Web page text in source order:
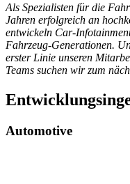
Als Spezialisten für die
Jahren erfolgreich an
entwickeln Car-
Fahrzeug-Generationen.
erster Linie unseren
Teams suchen wir zum
Automotive